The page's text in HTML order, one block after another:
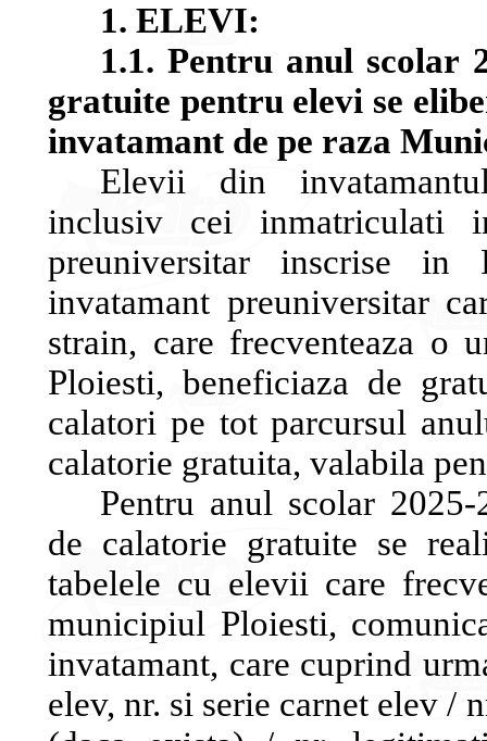
1. ELEVI:
1.1. Pentru anul scolar
gratuite pentru elevi se
invatamant de pe raza
Elevii din
inclusiv cei inmatriculati
preuniversitar inscrise
invatamant preuniversitar
strain, care frecventeaza o
Ploiesti, beneficiaza de
calatori pe tot parcursul
calatorie gratuita, valabila
Pentru anul scolar
de calatorie gratuite se
tabelele cu elevii care
municipiul Ploiesti,
invatamant, care cuprind
elev, nr. si serie carnet elev /